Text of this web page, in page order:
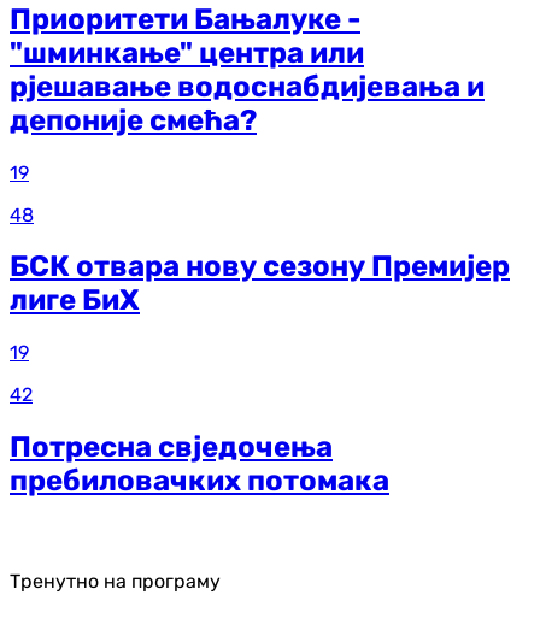
Приоритети Бањалуке -
"шминкање" центра или
рјешавање водоснабдијевања и
депоније смећа?
19
48
БСК отвара нову сезону Премијер
лиге БиХ
19
42
Потресна свједочења
пребиловачких потомака
Тренутно на програму